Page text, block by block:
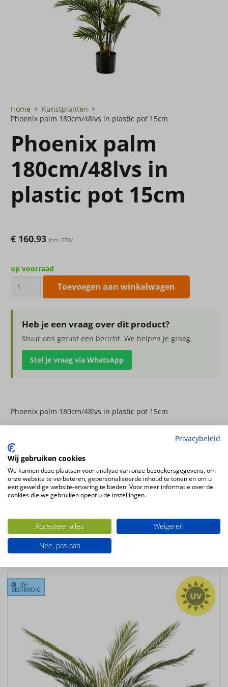
Home
Kunstplanten
Phoenix palm 180cm/48lvs in plastic pot 15cm
Phoenix palm
180cm/48lvs in
plastic pot 15cm
€ 160.93 Incl. BTW
op voorraad
180cm/48lvs
plastic
aantal
Toevoegen aan winkelwagen
Heb je een vraag over dit product?
Stuur ons gerust een bericht. We helpen je graag.
Stel je vraag via WhatsApp
Phoenix palm 180cm/48lvs in plastic pot 15cm
180cm
Kleur
groen
Plantsoort
palmen
Staande kunstplant
Ook interessant
UV-
BESTENDIG
Privacybeleid
Wij gebruiken cookies
We kunnen deze plaatsen voor analyse van onze bezoekersgegevens, om
onze website te verbeteren, gepersonaliseerde inhoud te tonen en om u
een geweldige website-ervaring te bieden. Voor meer informatie over de
cookies die we gebruiken opent u de instellingen.
Accepteer alles
Weigeren
Nee, pas aan